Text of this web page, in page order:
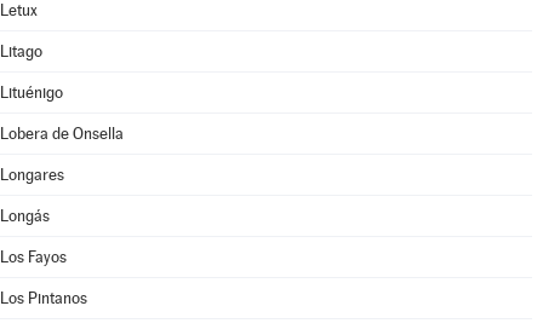
Letux
Litago
Lituénigo
Lobera de Onsella
Longares
Longás
Los Fayos
Los Pintanos